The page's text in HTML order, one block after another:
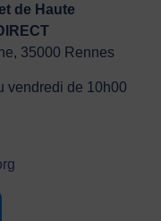
de Haute
35000 Rennes
vendredi de 10h00